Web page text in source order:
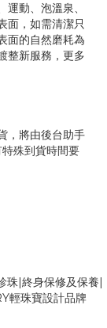
動、泡溫泉、
面，如需清潔只
面的自然磨耗為
整新服務，更多
，將由後台助手
殊到貨時間要